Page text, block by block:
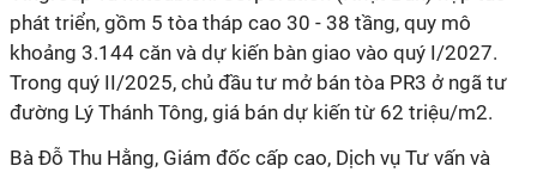
phát triển, gồm 5 tòa tháp cao 30 - 38 tầng, quy mô
khoảng 3.144 căn và dự kiến bàn giao vào quý I/2027.
Trong quý II/2025, chủ đầu tư mở bán tòa PR3 ở ngã tư
đường Lý Thánh Tông, giá bán dự kiến từ 62 triệu/m2.
Bà Đỗ Thu Hằng, Giám đốc cấp cao, Dịch vụ Tư vấn và